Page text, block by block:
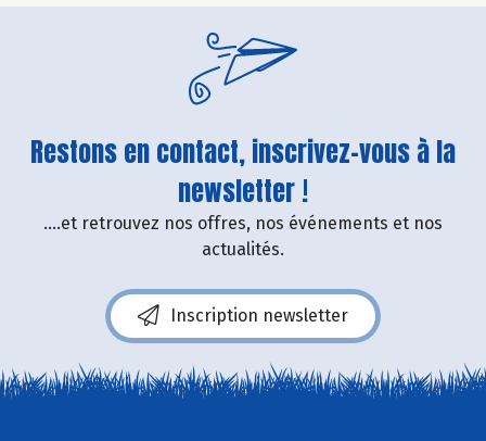
Restons en contact, inscrivez-vous à la
newsletter !
....et retrouvez nos offres, nos événements et nos
actualités.
Inscription newsletter